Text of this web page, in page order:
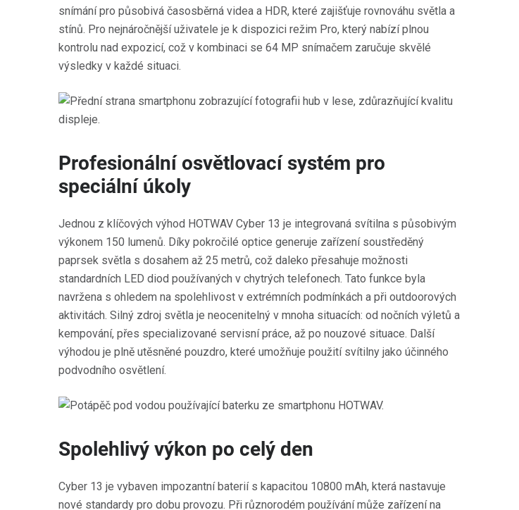
snímání pro působivá časosběrná videa a HDR, které zajišťuje rovnováhu světla a
stínů. Pro nejnáročnější uživatele je k dispozici režim Pro, který nabízí plnou
kontrolu nad expozicí, což v kombinaci se 64 MP snímačem zaručuje skvělé
výsledky v každé situaci.
Profesionální osvětlovací systém pro
speciální úkoly
Jednou z klíčových výhod HOTWAV Cyber 13 je integrovaná svítilna s působivým
výkonem 150 lumenů. Díky pokročilé optice generuje zařízení soustředěný
paprsek světla s dosahem až 25 metrů, což daleko přesahuje možnosti
standardních LED diod používaných v chytrých telefonech. Tato funkce byla
navržena s ohledem na spolehlivost v extrémních podmínkách a při outdoorových
aktivitách. Silný zdroj světla je neocenitelný v mnoha situacích: od nočních výletů a
kempování, přes specializované servisní práce, až po nouzové situace. Další
výhodou je plně utěsněné pouzdro, které umožňuje použití svítilny jako účinného
podvodního osvětlení.
Spolehlivý výkon po celý den
Cyber 13 je vybaven impozantní baterií s kapacitou 10800 mAh, která nastavuje
nové standardy pro dobu provozu. Při různorodém používání může zařízení na